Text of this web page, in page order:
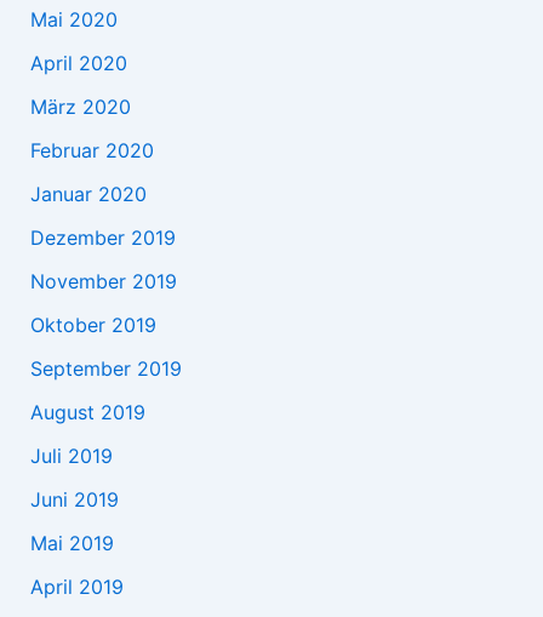
Mai 2020
April 2020
März 2020
Februar 2020
Januar 2020
Dezember 2019
November 2019
Oktober 2019
September 2019
August 2019
Juli 2019
Juni 2019
Mai 2019
April 2019